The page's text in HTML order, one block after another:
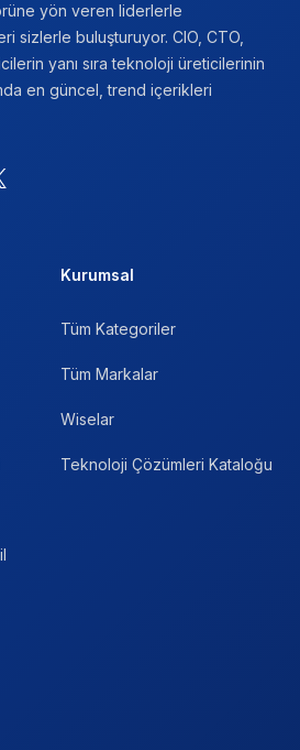
yön veren liderlerle
sizlerle buluşturuyor. CIO, CTO,
yanı sıra teknoloji üreticilerinin
en güncel, trend içerikleri
Kurumsal
Tüm Kategoriler
Tüm Markalar
Wiselar
Teknoloji Çözümleri Kataloğu